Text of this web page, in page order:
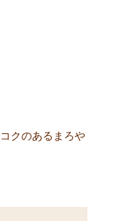
クのあるまろや